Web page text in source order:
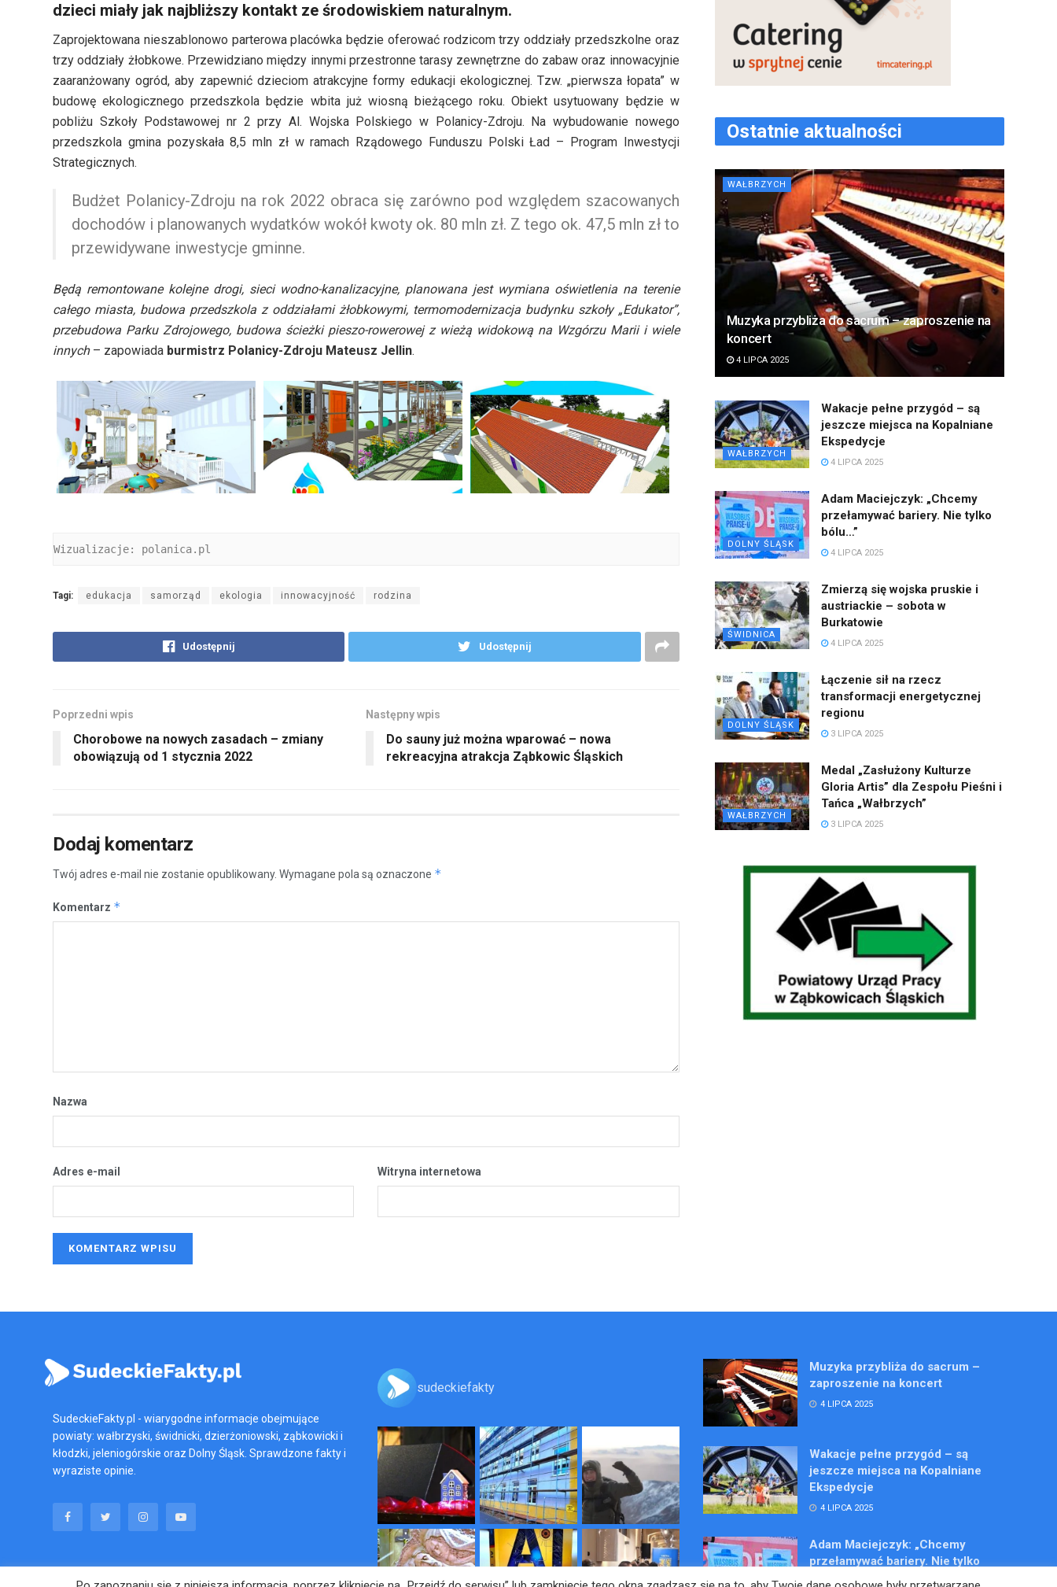
dzieci miały jak najbliższy kontakt ze środowiskiem naturalnym.
Zaprojektowana nieszablonowo parterowa placówka będzie oferować rodzicom trzy oddziały przedszkolne oraz
trzy oddziały żłobkowe. Przewidziano między innymi przestronne tarasy zewnętrzne do zabaw oraz innowacyjnie
zaaranżowany ogród, aby zapewnić dzieciom atrakcyjne formy edukacji ekologicznej. Tzw. „pierwsza łopata” w
budowę ekologicznego przedszkola będzie wbita już wiosną bieżącego roku. Obiekt usytuowany będzie w
pobliżu Szkoły Podstawowej nr 2 przy Al. Wojska Polskiego w Polanicy-Zdroju. Na wybudowanie nowego
przedszkola gmina pozyskała 8,5 mln zł w ramach Rządowego Funduszu Polski Ład – Program Inwestycji
Strategicznych.
Budżet Polanicy-Zdroju na rok 2022 obraca się zarówno pod względem szacowanych
dochodów i planowanych wydatków wokół kwoty ok. 80 mln zł. Z tego ok. 47,5 mln zł to
przewidywane inwestycje gminne.
Będą remontowane kolejne drogi, sieci wodno-kanalizacyjne, planowana jest wymiana oświetlenia na terenie
całego miasta, budowa przedszkola z oddziałami żłobkowymi, termomodernizacja budynku szkoły „Edukator”,
przebudowa Parku Zdrojowego, budowa ścieżki pieszo-rowerowej z wieżą widokową na Wzgórzu Marii i wiele
innych – zapowiada burmistrz Polanicy-Zdroju Mateusz Jellin.
Wizualizacje: polanica.pl
Tagi: edukacja samorząd ekologia innowacyjność rodzina
Udostępnij Udostępnij
Poprzedni wpis
Chorobowe na nowych zasadach – zmiany
obowiązują od 1 stycznia 2022
Następny wpis
Do sauny już można wparować – nowa
rekreacyjna atrakcja Ząbkowic Śląskich
Dodaj komentarz
Twój adres e-mail nie zostanie opublikowany. Wymagane pola są oznaczone *
Komentarz *
Nazwa
Adres e-mail Witryna internetowa
Ostatnie aktualności
WAŁBRZYCH
Muzyka przybliża do sacrum – zaproszenie na
koncert
4 LIPCA 2025
WAŁBRZYCH
Wakacje pełne przygód – są
jeszcze miejsca na Kopalniane
Ekspedycje
4 LIPCA 2025
DOLNY ŚLĄSK
Adam Maciejczyk: „Chcemy
przełamywać bariery. Nie tylko
bólu…”
4 LIPCA 2025
ŚWIDNICA
Zmierzą się wojska pruskie i
austriackie – sobota w
Burkatowie
4 LIPCA 2025
DOLNY ŚLĄSK
Łączenie sił na rzecz
transformacji energetycznej
regionu
3 LIPCA 2025
WAŁBRZYCH
Medal „Zasłużony Kulturze
Gloria Artis” dla Zespołu Pieśni i
Tańca „Wałbrzych”
3 LIPCA 2025
SudeckieFakty.pl - wiarygodne informacje obejmujące
powiaty: wałbrzyski, świdnicki, dzierżoniowski, ząbkowicki i
kłodzki, jeleniogórskie oraz Dolny Śląsk. Sprawdzone fakty i
wyraziste opinie.
sudeckiefakty
Muzyka przybliża do sacrum –
zaproszenie na koncert
4 LIPCA 2025
Wakacje pełne przygód – są
jeszcze miejsca na Kopalniane
Ekspedycje
4 LIPCA 2025
Adam Maciejczyk: „Chcemy
przełamywać bariery. Nie tylko
bólu…”